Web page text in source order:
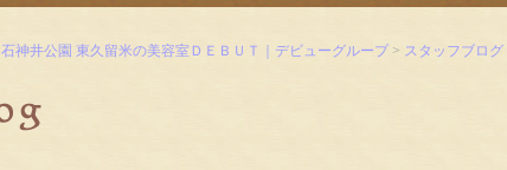
神井公園 東久留米の美容室ＤＥＢＵＴ｜デビューグループ > スタッフブログ